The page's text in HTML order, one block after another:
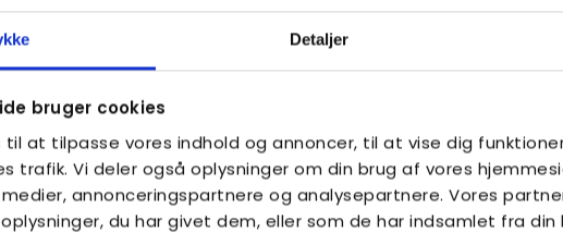
Detaljer
bruger cookies
til at tilpasse vores indhold og annoncer, til at vise dig
trafik. Vi deler også oplysninger om din brug af vores
annonceringspartnere og analysepartnere. Vores
du har givet dem, eller som de har indsamlet fra
Hans Knudsen Instituttet ofte modtager elever,
gå på STU. Men hun ser også flere eksempler på,
en FGU efter først at have gennemført STU.
modnes eleverne senere end deres
gange tager nogle udviklingsspring i løbet af
bliver modne nok til at begynde på en
som fx FGU,” forklarer Charlotte Kaufmanas, der